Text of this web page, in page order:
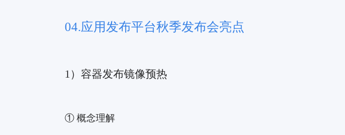
04.应用发布平台秋季发布会亮点
1）容器发布镜像预热
① 概念理解